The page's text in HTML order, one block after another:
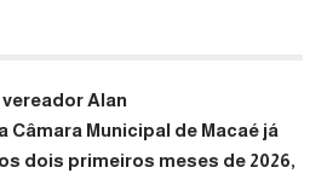
Alan
Câmara Municipal de Macaé já
dois primeiros meses de 2026,